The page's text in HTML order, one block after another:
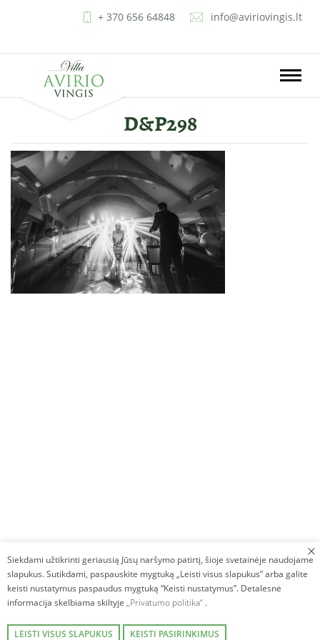
+ 370 656 64848 info@aviriovingis.lt
Toggle
D&P298
Siekdami užtikrinti geriausią Jūsų naršymo patirtį, šioje svetainėje naudojame
slapukus. Sutikdami, paspauskite mygtuką „Leisti visus slapukus” arba galite
keisti nustatymus paspaudus mygtuką “Keisti nustatymus”. Detalesnė
informacija skelbiama skiltyje „Privatumo politika“ .
LEISTI VISUS SLAPUKUS KEISTI PASIRINKIMUS